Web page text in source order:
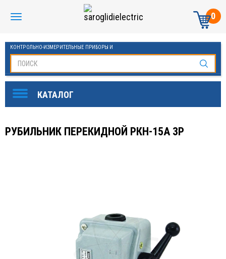
0
КОНТРОЛЬНО-ИЗМЕРИТЕЛЬНЫЕ ПРИБОРЫ И
РУБИЛЬНИК ПЕРЕКИДНОЙ РКН-15А 3Р